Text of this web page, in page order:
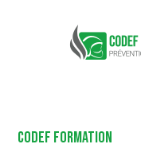
Codef Formation